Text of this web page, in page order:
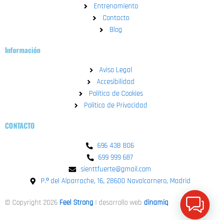
a
m
p
Entrenamiento
Contacto
Blog
Información
Aviso Legal
Accesibilidad
Política de Cookies
Política de Privacidad
CONTACTO
696 438 806
699 999 687
sienttfuerte@gmail.com
P.º del Alparrache, 16, 28600 Navalcarnero, Madrid
© Copyright 2026 Feel Strong | desarrollo web dinamiq